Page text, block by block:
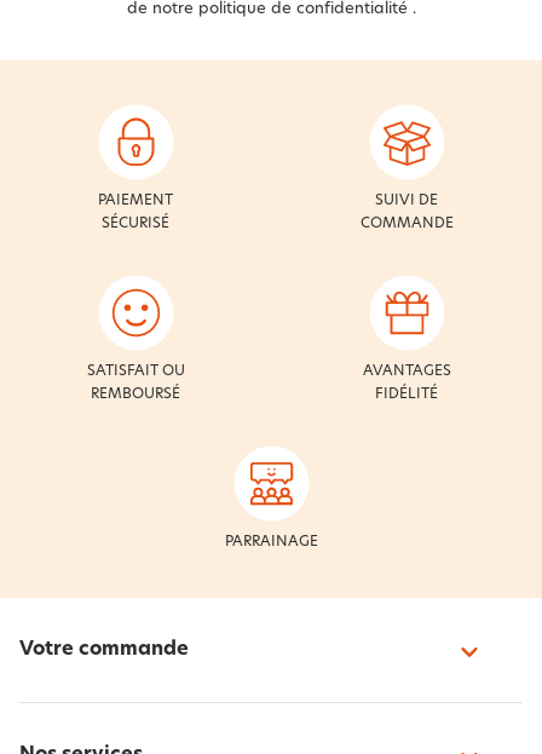
de notre politique de confidentialité .
PAIEMENT
SÉCURISÉ
SUIVI DE
COMMANDE
SATISFAIT OU
REMBOURSÉ
AVANTAGES
FIDÉLITÉ
PARRAINAGE
Votre commande